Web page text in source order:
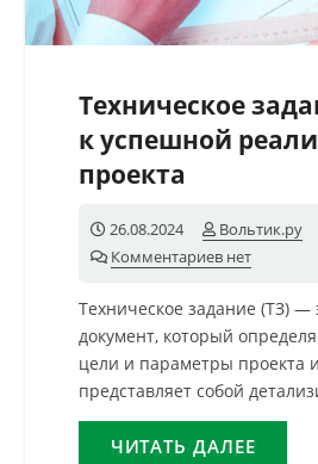
Техническое
к успешной
проекта
26.08.2024
Вольтик.ру
Комментариев нет
Техническое задание (ТЗ) —
документ, который
цели и параметры проекта
представляет собой
ЧИТАТЬ ДАЛЕЕ